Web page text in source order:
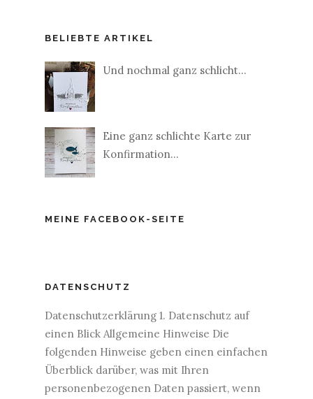
BELIEBTE ARTIKEL
Und nochmal ganz schlicht...
Eine ganz schlichte Karte zur
Konfirmation...
MEINE FACEBOOK-SEITE
DATENSCHUTZ
Datenschutzerklärung 1. Datenschutz auf
einen Blick Allgemeine Hinweise Die
folgenden Hinweise geben einen einfachen
Überblick darüber, was mit Ihren
personenbezogenen Daten passiert, wenn